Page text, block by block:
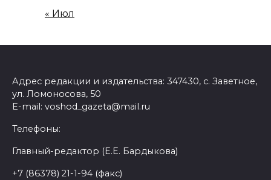
« Июл
Адрес редакции и издательства: 347430, с. Заветное,
ул. Ломоносова, 50
E-mail: voshod_gazeta@mail.ru
Телефоны:
Главный-редактор (Е.Е. Бардыкова)
+7 (86378) 21-1-94 (факс)